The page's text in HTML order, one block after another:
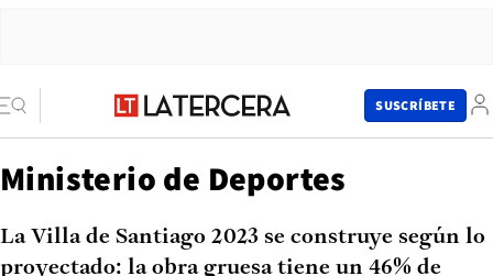
SUSCRÍBETE
Ministerio de Deportes
La Villa de Santiago 2023 se construye según lo
proyectado: la obra gruesa tiene un 46% de